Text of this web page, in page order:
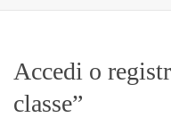
Accedi o
classe”